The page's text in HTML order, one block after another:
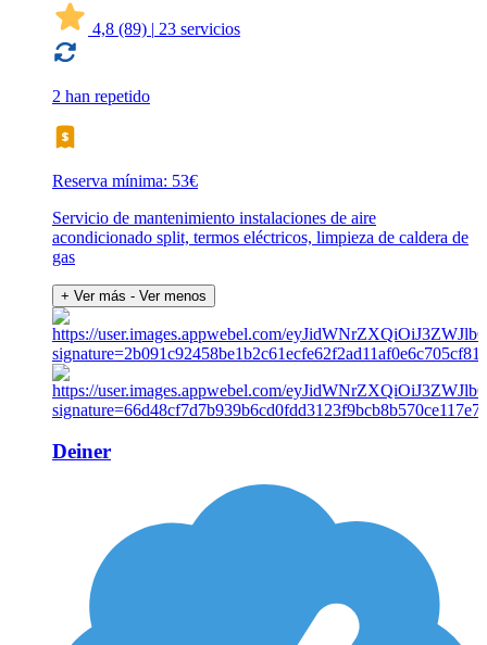
4,8 (89) | 23 servicios
2 han repetido
Reserva mínima: 53€
Servicio de mantenimiento instalaciones de aire
acondicionado split, termos eléctricos, limpieza de caldera de
gas
+ Ver más - Ver menos
Deiner